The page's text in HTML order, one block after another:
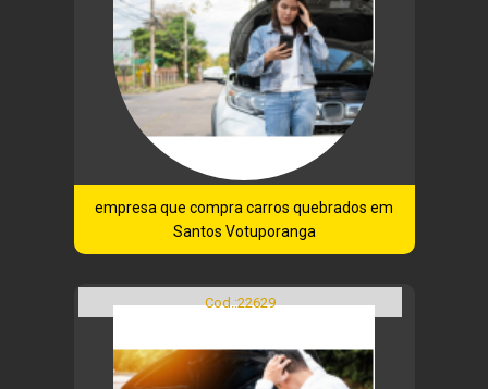
empresa que compra carros quebrados em
Santos Votuporanga
Cod.:22629